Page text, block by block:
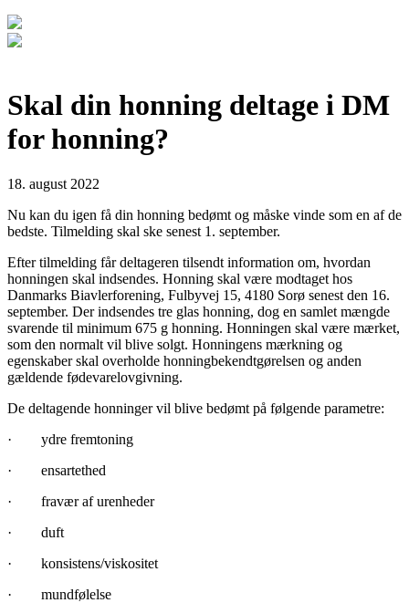
Skal din honning deltage i DM
for honning?
18. august 2022
Nu kan du igen få din honning bedømt og måske vinde som en af de
bedste. Tilmelding skal ske senest 1. september.
Efter tilmelding får deltageren tilsendt information om, hvordan
honningen skal indsendes. Honning skal være modtaget hos
Danmarks Biavlerforening, Fulbyvej 15, 4180 Sorø senest den 16.
september. Der indsendes tre glas honning, dog en samlet mængde
svarende til minimum 675 g honning. Honningen skal være mærket,
som den normalt vil blive solgt. Honningens mærkning og
egenskaber skal overholde honningbekendtgørelsen og anden
gældende fødevarelovgivning.
De deltagende honninger vil blive bedømt på følgende parametre:
· ydre fremtoning
· ensartethed
· fravær af urenheder
· duft
· konsistens/viskositet
· mundfølelse